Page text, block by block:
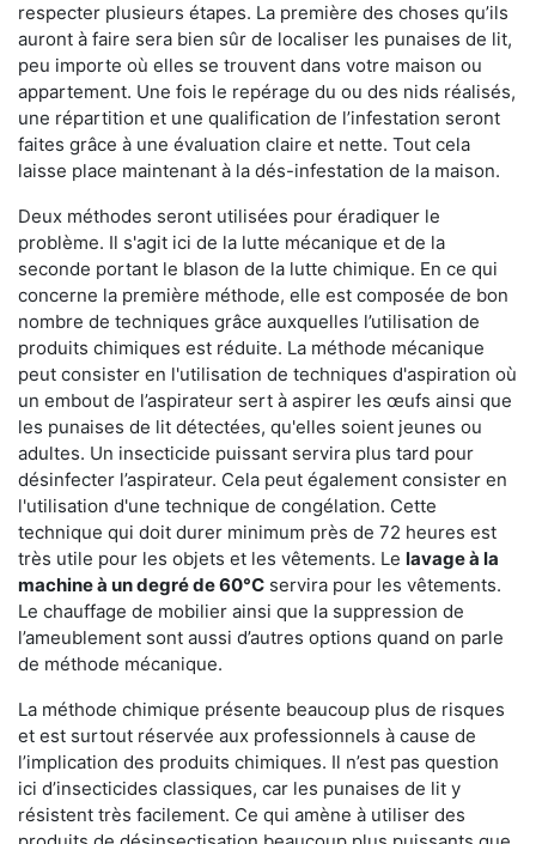
respecter plusieurs étapes. La première des choses qu’ils
auront à faire sera bien sûr de localiser les punaises de lit,
peu importe où elles se trouvent dans votre maison ou
appartement. Une fois le repérage du ou des nids réalisés,
une répartition et une qualification de l’infestation seront
faites grâce à une évaluation claire et nette. Tout cela
laisse place maintenant à la dés-infestation de la maison.
Deux méthodes seront utilisées pour éradiquer le
problème. Il s'agit ici de la lutte mécanique et de la
seconde portant le blason de la lutte chimique. En ce qui
concerne la première méthode, elle est composée de bon
nombre de techniques grâce auxquelles l’utilisation de
produits chimiques est réduite. La méthode mécanique
peut consister en l'utilisation de techniques d'aspiration où
un embout de l’aspirateur sert à aspirer les œufs ainsi que
les punaises de lit détectées, qu'elles soient jeunes ou
adultes. Un insecticide puissant servira plus tard pour
désinfecter l’aspirateur. Cela peut également consister en
l'utilisation d'une technique de congélation. Cette
technique qui doit durer minimum près de 72 heures est
très utile pour les objets et les vêtements. Le lavage à la
machine à un degré de 60°C servira pour les vêtements.
Le chauffage de mobilier ainsi que la suppression de
l’ameublement sont aussi d’autres options quand on parle
de méthode mécanique.
La méthode chimique présente beaucoup plus de risques
et est surtout réservée aux professionnels à cause de
l’implication des produits chimiques. Il n’est pas question
ici d’insecticides classiques, car les punaises de lit y
résistent très facilement. Ce qui amène à utiliser des